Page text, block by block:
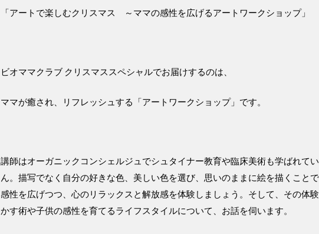
「アートで楽しむクリスマス ～ママの感性を広げるアートワークショップ」
ビオママクラブ クリスマススペシャルでお届けするのは、
ママが癒され、リフレッシュする「アートワークショップ」です。
講師はオーガニックコンシェルジュでシュタイナー教育や臨床美術も学ばれて
ん。描写でなく自分の好きな色、美しい色を選び、思いのままに絵を描くこと
感性を広げつつ、心のリラックスと解放感を体験しましょう。そして、その体
かす術や子供の感性を育てるライフスタイルについて、お話を伺います。